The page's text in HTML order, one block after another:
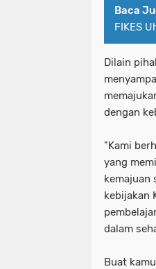
Baca
FIKES
Dilain
dengan
"Kami
yang
kemajuan
kebijakan
dalam
Buat